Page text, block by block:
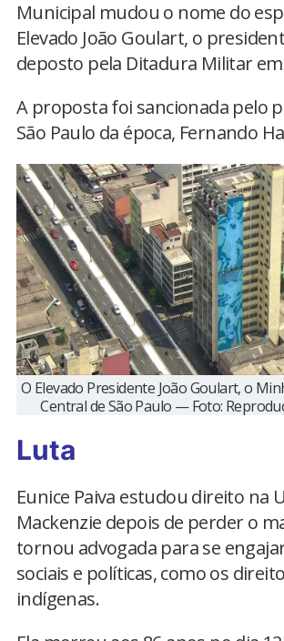
Municipal mudou o nome do
Elevado João Goulart, o
deposto pela Ditadura Militar em
A proposta foi sancionada pelo
São Paulo da época, Fernando
O Elevado Presidente João Goulart, o
Central de São Paulo — Foto:
Luta
Eunice Paiva estudou direito na
Mackenzie depois de perder o
tornou advogada para se
sociais e políticas, como os
indígenas.